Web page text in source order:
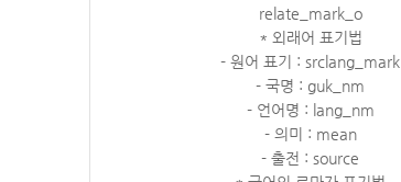
relate_mark_o
* 외래어 표기법
- 원어 표기 : srclang_mark
- 국명 : guk_nm
- 언어명 : lang_nm
- 의미 : mean
- 출전 : source